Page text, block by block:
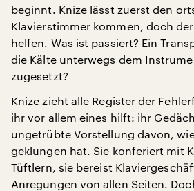
beginnt. Knize lässt zuerst den
Klavierstimmer kommen, doch
helfen. Was ist passiert? Ein
die Kälte unterwegs dem
zugesetzt?
Knize zieht alle Register der
ihr vor allem eines hilft: ihr
ungetrübte Vorstellung davon,
geklungen hat. Sie konferiert mit
Tüftlern, sie bereist
Anregungen von allen Seiten.